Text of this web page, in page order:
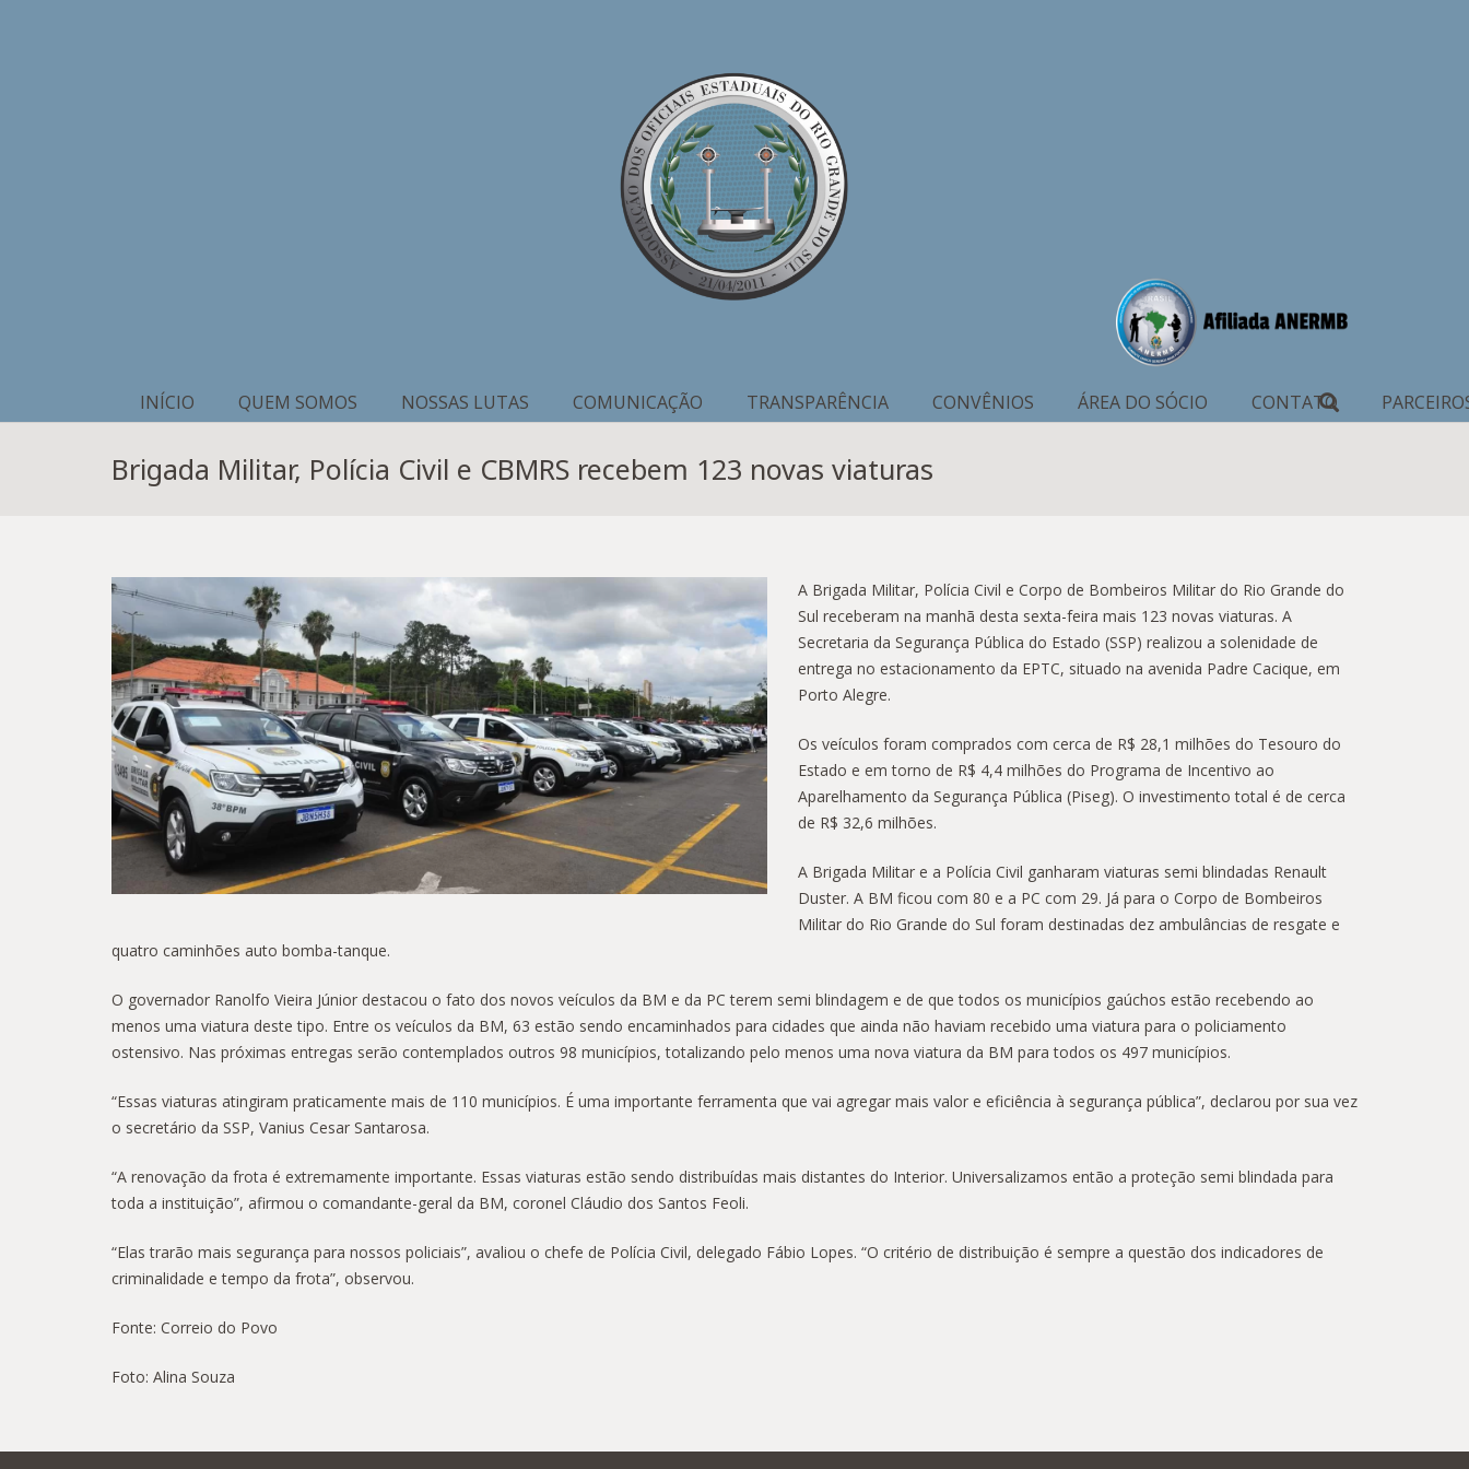
INÍCIO QUEM SOMOS NOSSAS LUTAS COMUNICAÇÃO TRANSPARÊNCIA CONVÊNIOS ÁREA DO SÓCIO CONTATO
Brigada Militar, Polícia Civil e CBMRS recebem 123 novas viaturas
A Brigada Militar, Polícia Civil e Corpo de Bombeiros Militar do Rio Grande do
Sul receberam na manhã desta sexta-feira mais 123 novas viaturas. A
Secretaria da Segurança Pública do Estado (SSP) realizou a solenidade de
entrega no estacionamento da EPTC, situado na avenida Padre Cacique, em
Porto Alegre.
Os veículos foram comprados com cerca de R$ 28,1 milhões do Tesouro do
Estado e em torno de R$ 4,4 milhões do Programa de Incentivo ao
Aparelhamento da Segurança Pública (Piseg). O investimento total é de cerca
de R$ 32,6 milhões.
A Brigada Militar e a Polícia Civil ganharam viaturas semi blindadas Renault
Duster. A BM ficou com 80 e a PC com 29. Já para o Corpo de Bombeiros
Militar do Rio Grande do Sul foram destinadas dez ambulâncias de resgate e
quatro caminhões auto bomba-tanque.
O governador Ranolfo Vieira Júnior destacou o fato dos novos veículos da BM e da PC terem semi blindagem e de que todos os municípios gaúchos estão recebendo ao
menos uma viatura deste tipo. Entre os veículos da BM, 63 estão sendo encaminhados para cidades que ainda não haviam recebido uma viatura para o policiamento
ostensivo. Nas próximas entregas serão contemplados outros 98 municípios, totalizando pelo menos uma nova viatura da BM para todos os 497 municípios.
“Essas viaturas atingiram praticamente mais de 110 municípios. É uma importante ferramenta que vai agregar mais valor e eficiência à segurança pública”, declarou por sua vez
o secretário da SSP, Vanius Cesar Santarosa.
“A renovação da frota é extremamente importante. Essas viaturas estão sendo distribuídas mais distantes do Interior. Universalizamos então a proteção semi blindada para
toda a instituição”, afirmou o comandante-geral da BM, coronel Cláudio dos Santos Feoli.
“Elas trarão mais segurança para nossos policiais”, avaliou o chefe de Polícia Civil, delegado Fábio Lopes. “O critério de distribuição é sempre a questão dos indicadores de
criminalidade e tempo da frota”, observou.
Fonte: Correio do Povo
Foto: Alina Souza